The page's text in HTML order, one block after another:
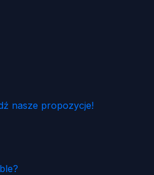
nasze propozycje!